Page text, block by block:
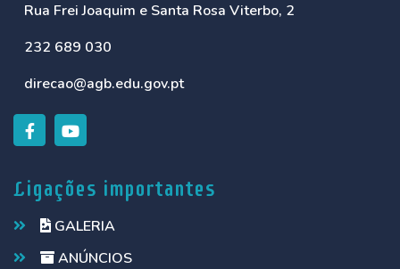
Rua Frei Joaquim e Santa Rosa Viterbo, 2
232 689 030
direcao@agb.edu.gov.pt
Ligações importantes
GALERIA
ANÚNCIOS